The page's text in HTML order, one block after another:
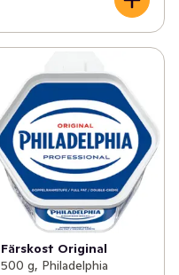
Färskost Original
500 g, Philadelphia